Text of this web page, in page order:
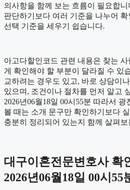
의사항을 함께 보는 흐름이 필요합
판단하기보다 여러 기준을 나누어
선택 기준을 세우기 쉽습니다.
아고다할인코드 관련 내용은 찾는
게 확인해야 할 부분이 달라질 수 있
교하려는 경우도 있고, 바로 상담이
있으며, 조건이나 절차를 먼저 알고
2026년06월18일 00시55분 따라서
볼 때는 소개 문구만 확인하기보다
충분히 정리되어 있는지 함께 살펴
대구이혼전문변호사 확
2026년06월18일 00시55